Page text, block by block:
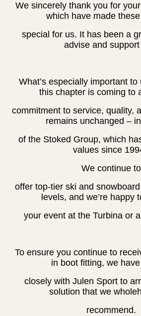
We sincerely thank you for
which have made
special for us. It has been a
advise and
What’s especially important
this chapter is coming to
commitment to service, quality,
remains unchanged –
of the Stoked Group, which
values since
We continue to
offer top-tier ski and snowboard
levels, and we’re happy
your event at the Turbina or
To ensure you continue to
in boot fitting, we
closely with Julen Sport to
solution that we
recommend.